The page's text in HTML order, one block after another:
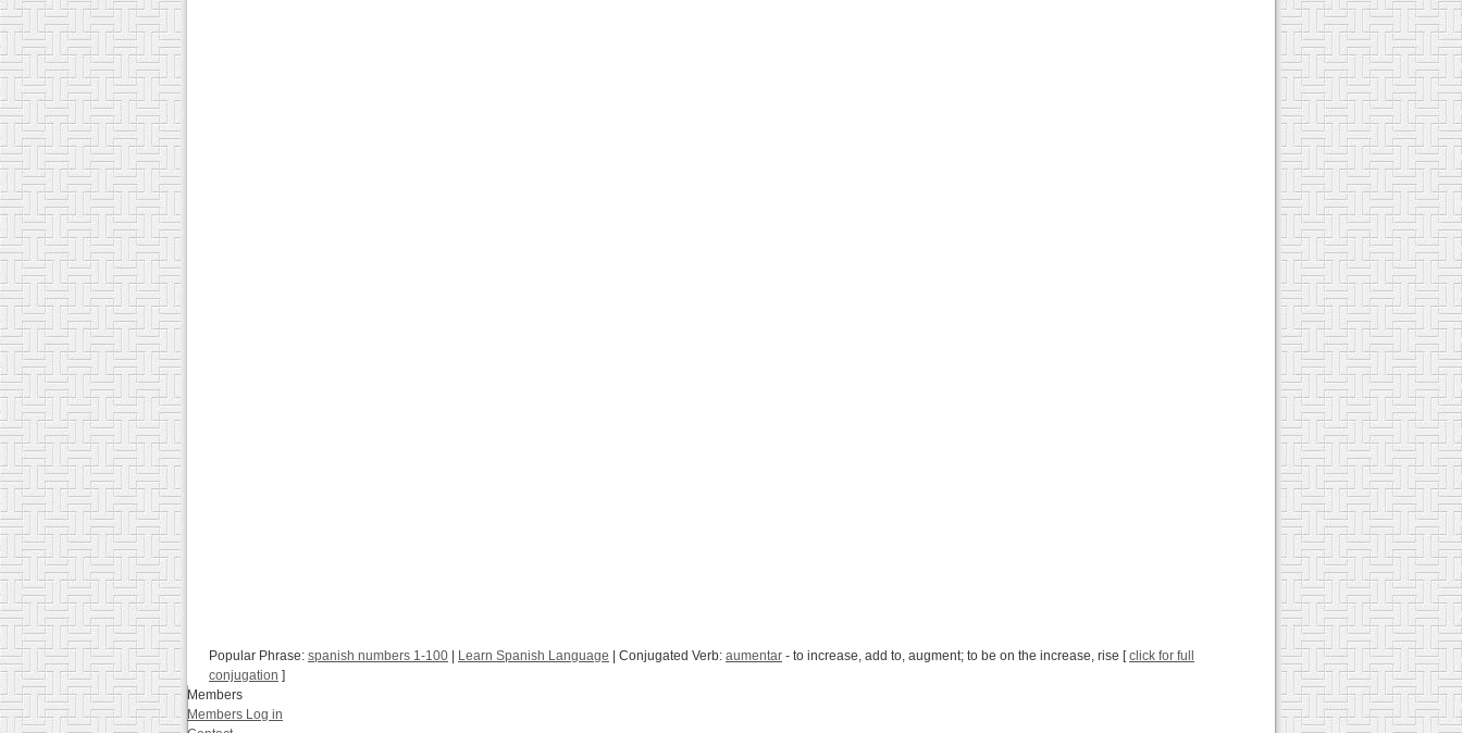
Popular Phrase: spanish numbers 1-100 Learn Spanish Language | Conjugated Verb: aumentar - to increase, add to, augment; to be on the increase, rise [click for full
conjugation ]
Members
Members Log in